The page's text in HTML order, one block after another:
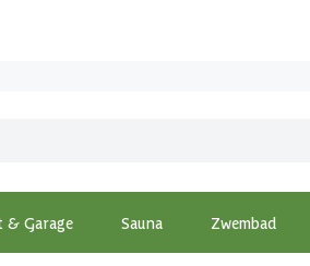
& Garage Sauna Zwembad